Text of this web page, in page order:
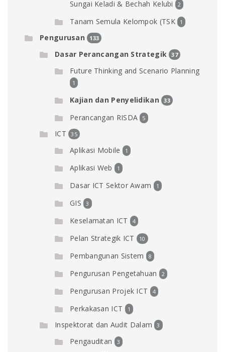
Sungai Keladi & Bechah Kelubi
2
Tanam Semula Kelompok (TSK 1
Pengurusan 133
Dasar Perancangan Strategik 37
Future Thinking and Scenario Planning
1
Kajian dan Penyelidikan 33
Perancangan RISDA 5
ICT 35
Aplikasi Mobile 1
Aplikasi Web 1
Dasar ICT Sektor Awam 1
GIS 3
Keselamatan ICT 4
Pelan Strategik ICT 10
Pembangunan Sistem 8
Pengurusan Pengetahuan 2
Pengurusan Projek ICT 4
Perkakasan ICT 1
Inspektorat dan Audit Dalam 3
Pengauditan 3